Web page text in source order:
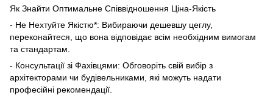
Як Знайти Оптимальне Співвідношення Ціна-Якість
- Не Нехтуйте Якістю*: Вибираючи дешевшу цеглу,
переконайтеся, що вона відповідає всім необхідним вимогам
та стандартам.
- Консультації зі Фахівцями: Обговоріть свій вибір з
архітекторами чи будівельниками, які можуть надати
професійні рекомендації.